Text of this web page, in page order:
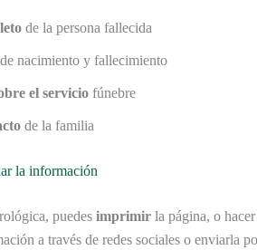
de la persona fallecida
de nacimiento y fallecimiento
el servicio fúnebre
de la familia
la información
puedes imprimir la página, o
a través de redes sociales o enviarla